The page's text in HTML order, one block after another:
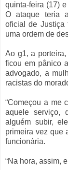
quinta-feira (17)
O ataque teria
oficial de Justiça
uma ordem de
Ao g1, a
ficou em pânico
advogado, a
racistas do
“Começou a me
aquele serviço,
alguém subir,
primeira vez que
funcionária.
“Na hora, assim,